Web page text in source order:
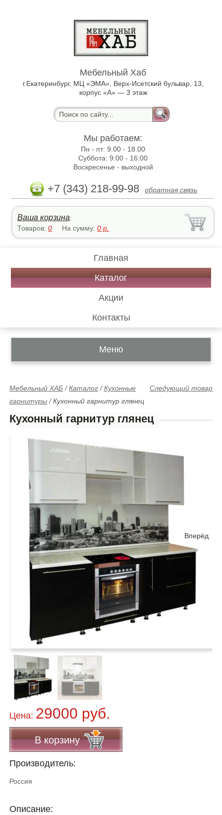
Мебельный Хаб
г.Екатеринбург, МЦ «ЭМА», Верх-Исетский бульвар, 13,
корпус «А» — 3 этаж
Мы работаем:
Пн - пт:9.00 - 18.00
Суббота:9:00 - 16:00
Воскресенье - выходной
+7 (343) 218-99-98 обратная связь
Ваша корзина:
Товаров:0 На сумму:0 р.
Главная
Каталог
Акции
Контакты
Меню
Следующий товар
Мебельный ХАБ /Каталог /Кухонные
гарнитуры /Кухонный гарнитур глянец
Кухонный гарнитур глянец
Вперёд
Цена: 29000 руб.
В корзину
Производитель:
Россия
Описание: